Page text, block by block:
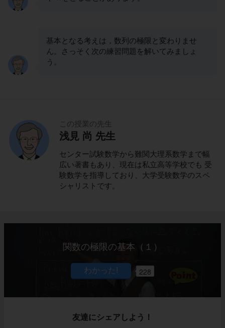
基本となる考えは，数列の極限と変わりませ
ん。さっそく次の練習問題を解いてみましょ
う。
この授業の先生
浅見 尚 先生
センター試験数学から難関大理系数学まで幅
広い著書もあり、現在は私立高等学校でも 受
験数学を指導しており、大学受験数学のスペ
シャリストです。
関数の極限の基本（１）
228
友達にシェアしよう！